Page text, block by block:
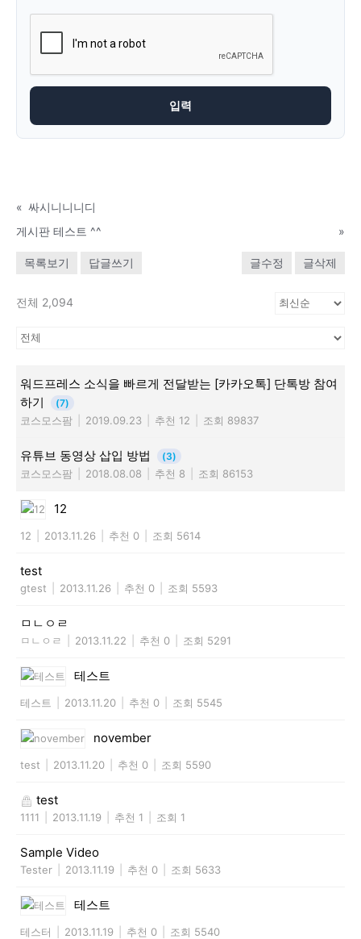
« 싸시니니니디
게시판 테스트 ^^
»
목록보기 답글쓰기 글수정 글삭제
전체 2,094
워드프레스 소식을 빠르게 전달받는 [카카오톡] 단톡방 참여
하기
(7)
코스모스팜 2019.09.23 추천 12 조회 89837
유튜브 동영상 삽입 방법 (3)
코스모스팜 2018.08.08 추천 8 조회 86153
12
12 2013.11.26 추천 0 조회 5614
test
gtest 2013.11.26 추천 0 조회 5593
ㅁㄴㅇㄹ
ㅁㄴㅇㄹ 2013.11.22 추천 0 조회 5291
테스트
테스트 2013.11.20 추천 0 조회 5545
november
test 2013.11.20 추천 0 조회 5590
test
1111 2013.11.19 추천 1 조회 1
Sample Video
Tester 2013.11.19 추천 0 조회 5633
테스트
테스터 2013.11.19 추천 0 조회 5540